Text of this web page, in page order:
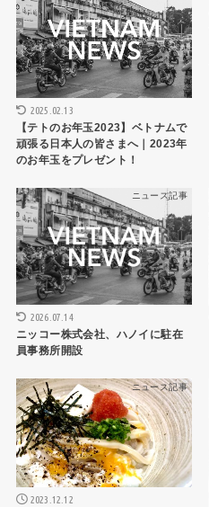
2025.02.13
【テトのお年玉2023】ベトナムで
頑張る日本人の皆さまへ｜2023年
のお年玉をプレゼント！
ニュース記事
2026.07.14
ニッコー株式会社、ハノイに駐在
員事務所開設
ニュース記事
2023.12.12